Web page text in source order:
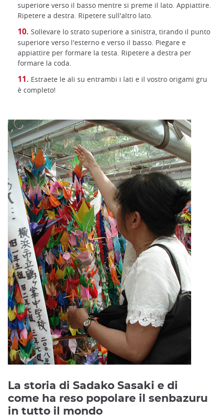
superiore verso il basso mentre si preme il lato. Appiattire.
Ripetere a destra. Ripetere sull'altro lato.
Sollevare lo strato superiore a sinistra, tirando il punto
superiore verso l'esterno e verso il basso. Piegare e
appiattire per formare la testa. Ripetere a destra per
formare la coda.
Estraete le ali su entrambi i lati e il vostro origami gru
è completo!
La storia di Sadako Sasaki e di
come ha reso popolare il senbazuru
in tutto il mondo